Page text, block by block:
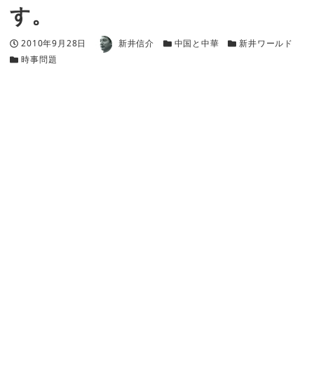
す。
投稿日
2010年9月28日 著者 新井信介 カテゴリー
中国と中華 カテゴリー
新井ワールド
カテゴリー
時事問題